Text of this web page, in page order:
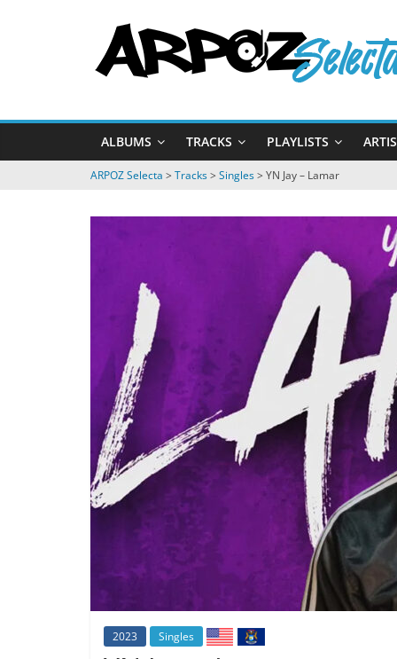
ARPOZ
Selecta
by
ARPOZ
&
ALBUMS TRACKS PLAYLISTS
ARPOZ Selecta > Tracks> Singles> YN Jay – Lamar
2023 Singles